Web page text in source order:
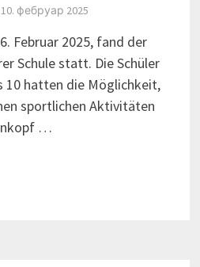
10. фебруар 2025
Februar 2025, fand der
Schule statt. Die Schüler
10 hatten die Möglichkeit,
sportlichen Aktivitäten
…